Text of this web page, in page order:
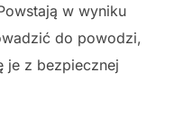
w wyniku
do powodzi,
je z bezpiecznej